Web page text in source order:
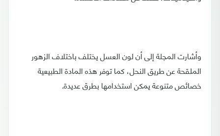
وأشارت المجلة إلى أن لون العسل يختلف باختلاف الزهور
الملقحة عن طريق النحل، كما توفر هذه المادة الطبيعية
خصائص متنوعة يمكن استخدامها بطرق عديدة.